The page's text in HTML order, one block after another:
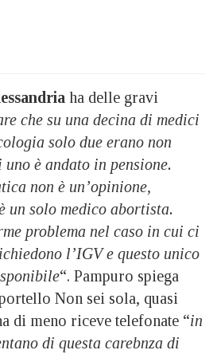
ha delle gravi
che su una decina di medici
solo due erano non
è andato in pensione.
non è un’opinione,
un solo medico abortista.
problema nel caso in cui ci
l’IGV e questo unico
“. Pampuro spiega
Non sei sola, quasi
di meno riceve telefonate “in
di questa carebnza di